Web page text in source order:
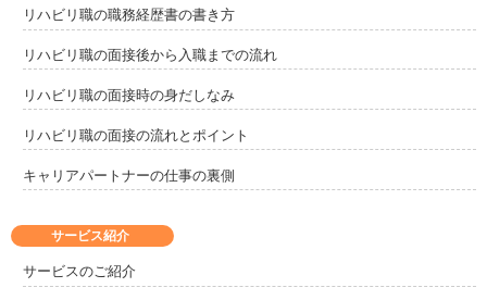
サービス紹介
サービスのご紹介
リハビリ職の職務経歴書の書き方
リハビリ職の面接後から入職までの流れ
リハビリ職の面接時の身だしなみ
リハビリ職の面接の流れとポイント
キャリアパートナーの仕事の裏側